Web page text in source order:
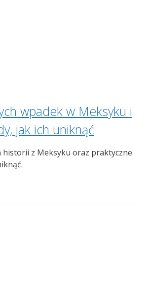
wpadek w Meksyku i
jak ich uniknąć
historii z Meksyku oraz praktyczne